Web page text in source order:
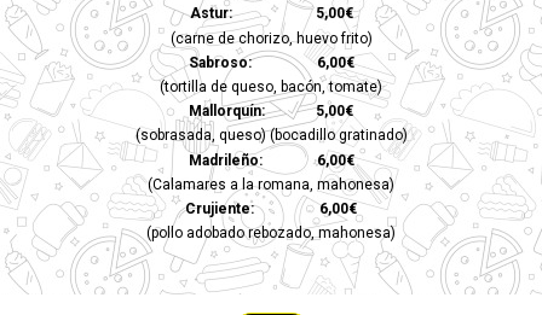
Astur: 5,00€
(carne de chorizo, huevo frito)
Sabroso: 6,00€
(tortilla de queso, bacón, tomate)
Mallorquín: 5,00€
(sobrasada, queso) (bocadillo gratinado)
Madrileño: 6,00€
(Calamares a la romana, mahonesa)
Crujiente: 6,00€
(pollo adobado rebozado, mahonesa)